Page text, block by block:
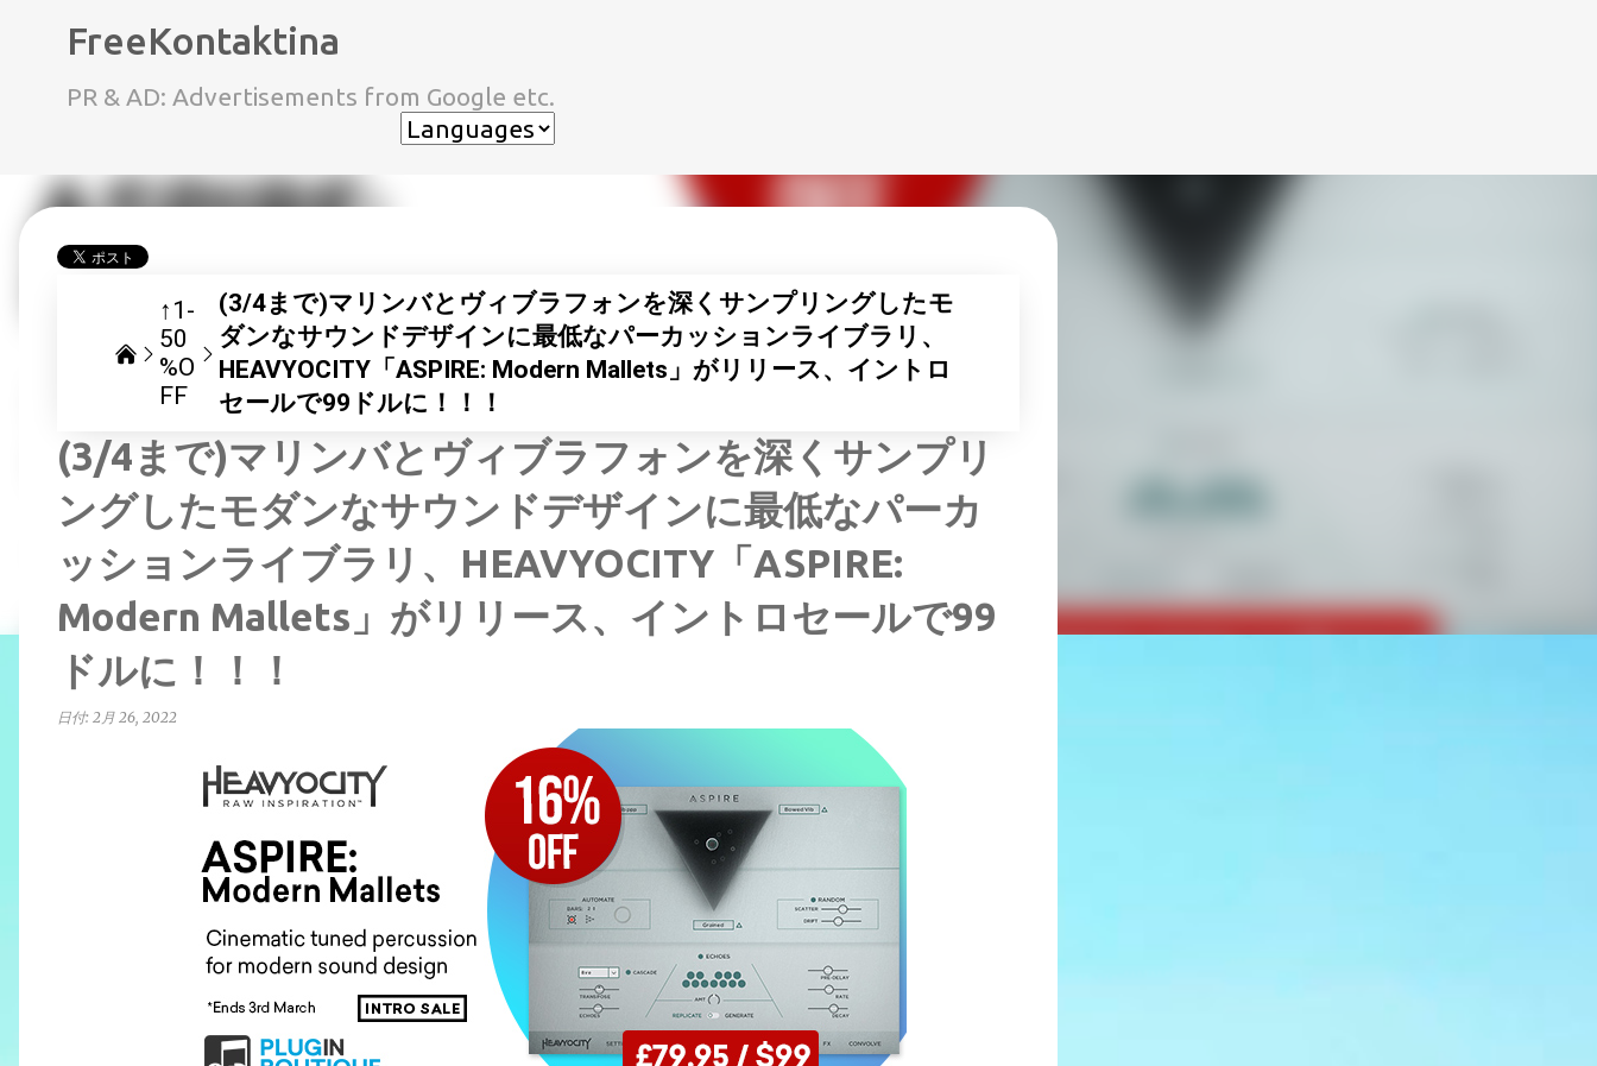
FreeKontaktina
PR & AD: Advertisements from Google etc.
↑1-
50
%O
FF
(3/4まで)マリンバとヴィブラフォンを深くサンプリングしたモ
ダンなサウンドデザインに最低なパーカッションライブラリ、
HEAVYOCITY「ASPIRE: Modern Mallets」がリリース、イントロ
セールで99ドルに！！！
(3/4まで)マリンバとヴィブラフォンを深くサンプリ
ングしたモダンなサウンドデザインに最低なパーカ
ッションライブラリ、HEAVYOCITY「ASPIRE:
Modern Mallets」がリリース、イントロセールで99
ドルに！！！
日付: 2月 26, 2022